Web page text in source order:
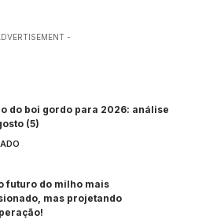
-
do boi gordo para 2026: análise
(5)
futuro do milho mais
mas projetando